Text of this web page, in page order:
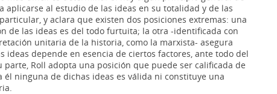
aplicarse al estudio de las ideas en su totalidad y de las
y aclara que existen dos posiciones extremas: una
de las ideas es del todo furtuita; la otra -identificada con
unitaria de la historia, como la marxista- asegura
ideas depende en esencia de ciertos factores, ante todo del
parte, Roll adopta una posición que puede ser calificada de
él ninguna de dichas ideas es válida ni constituye una